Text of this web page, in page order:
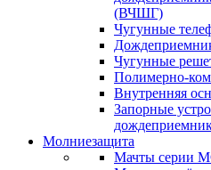
(ВЧШГ)
Чугунные
Чугунные
Полимерно-
Внутренняя
Запорные
Молниезащита
Мачты серии